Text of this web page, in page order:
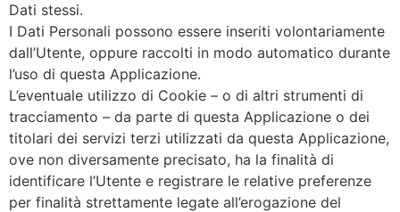
Dati stessi.
I Dati Personali possono essere inseriti volontariamente
dall’Utente, oppure raccolti in modo automatico durante
l’uso di questa Applicazione.
L’eventuale utilizzo di Cookie – o di altri strumenti di
tracciamento – da parte di questa Applicazione o dei
titolari dei servizi terzi utilizzati da questa Applicazione,
ove non diversamente precisato, ha la finalità di
identificare l’Utente e registrare le relative preferenze
per finalità strettamente legate all’erogazione del